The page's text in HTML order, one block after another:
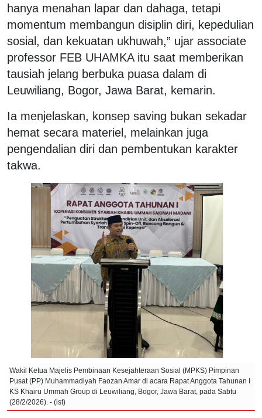
hanya menahan lapar dan dahaga, tetapi
momentum membangun disiplin diri, kepedulian
sosial, dan kekuatan ukhuwah,” ujar associate
professor FEB UHAMKA itu saat memberikan
tausiah jelang berbuka puasa dalam di
Leuwiliang, Bogor, Jawa Barat, kemarin.
Ia menjelaskan, konsep saving bukan sekadar
hemat secara materiel, melainkan juga
pengendalian diri dan pembentukan karakter
takwa.
Wakil Ketua Majelis Pembinaan Kesejahteraan Sosial (MPKS) Pimpinan
Pusat (PP) Muhammadiyah Faozan Amar di acara Rapat Anggota Tahunan I
KS Khairu Ummah Group di Leuwiliang, Bogor, Jawa Barat, pada Sabtu
(28/2/2026). - (ist)